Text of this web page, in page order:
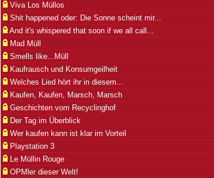
Viva Los Müllos
Shit happened oder: Die Sonne scheint mir...
And it's whispered that soon if we all call...
Mad Müll
Smells like...Müll
Kaufrausch und Konsumgeilheit
Welches Lied hört ihr in diesem...
Kaufen, Kaufen, Marsch, Marsch
Geschichten vom Recyclinghof
Der Tag im Überblick
Wer kaufen kann ist klar im Vorteil
Playstation 3
Le Müllin Rouge
OPMler dieser Welt!